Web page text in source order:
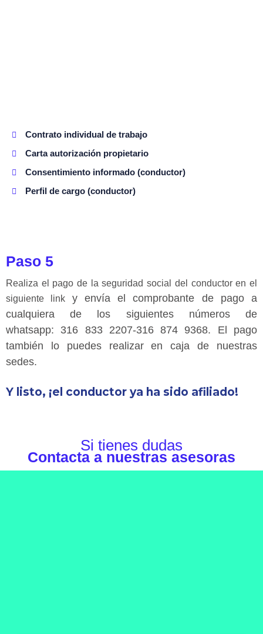
Contrato individual de trabajo
Carta autorización propietario
Consentimiento informado (conductor)
Perfil de cargo (conductor)
Paso 5
Realiza el pago de la seguridad social del conductor en el
siguiente link y envía el comprobante de pago a
cualquiera de los siguientes números de
whatsapp: 316 833 2207-316 874 9368. El pago
también lo puedes realizar en caja de nuestras
sedes.
Y listo, ¡el conductor ya ha sido afiliado!
Si tienes dudas
Contacta a nuestras asesoras